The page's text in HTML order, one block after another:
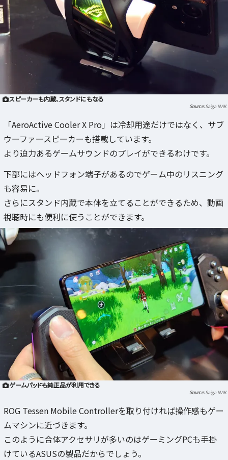
スピーカーも内蔵、スタンドにもなる
Saiga NAK
「AeroActive Cooler X Pro」は冷却用途だけではなく、サブ
ウーファースピーカーも搭載しています。
より迫力あるゲームサウンドのプレイができるわけです。
下部にはヘッドフォン端子があるのでゲーム中のリスニング
も容易に。
さらにスタンド内蔵で本体を立てることができるため、動画
視聴時にも便利に使うことができます。
ゲームパッドも純正品が利用できる
Saiga NAK
ROG Tessen Mobile Controllerを取り付ければ操作感もゲー
ムマシンに近づきます。
このように合体アクセサリが多いのはゲーミングPCも手掛
けているASUSの製品だからでしょう。